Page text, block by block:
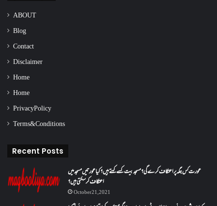
ABOUT
Blog
Contact
Disclaimer
Home
Home
Privacy Policy
Terms & Conditions
Recent Posts
عورت کس جگہ پر اعتکاف کرے گی؟مسجد بیت کسے کہتے ہیں؟کیا عورتیں مسجد میں
اعتکاف کر سکتی ہیں؟
October 21, 2021